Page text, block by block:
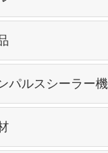
パルスシーラー機